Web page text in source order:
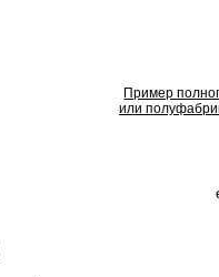
Пример
или